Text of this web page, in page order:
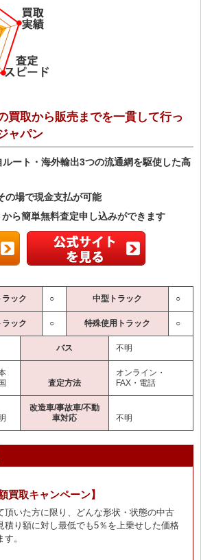
買取から販売までを一貫して行っ
ャパン
ート・海外輸出3つの流通網を駆使した高
の場で現金支払が可能
ら簡単無料査定申し込みができます
ック ○ 中型トラック ○
ック ○ 特殊使用トラック ○
バス 不明
査定方法
オンライン・
FAX・電話
改造車/事故車/不動
車対応
不明
買取キャンペーン】
頂いた方に限り、どんな形状・状態の中古
積り額に対し最低でも5％を上乗せした価格
。